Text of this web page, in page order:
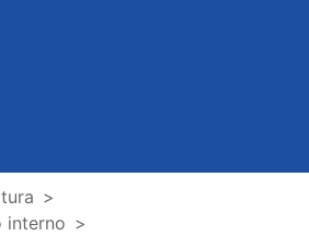
interno